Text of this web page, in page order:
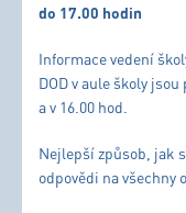
do 17.00 hodin
Informace vedení
DOD v aule školy jsou
a v 16.00 hod.
Nejlepší způsob, jak
odpovědi na všechny